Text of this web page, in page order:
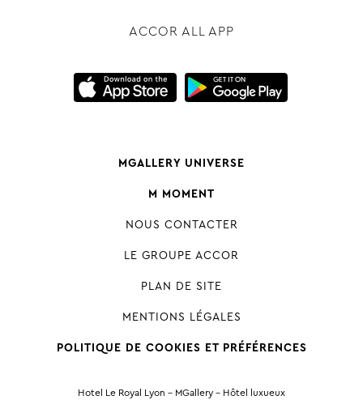
ACCOR ALL APP
MGALLERY UNIVERSE
M MOMENT
NOUS CONTACTER
LE GROUPE ACCOR
PLAN DE SITE
MENTIONS LÉGALES
POLITIQUE DE COOKIES ET PRÉFÉRENCES
Hotel Le Royal Lyon - MGallery - Hôtel luxueux